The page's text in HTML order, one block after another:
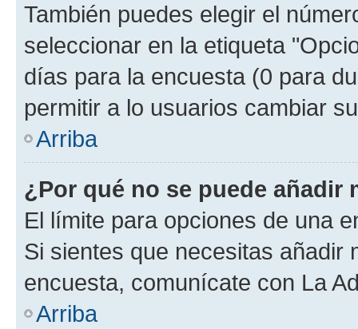
También puedes elegir el
seleccionar en la etiqueta
días para la encuesta (0 para
permitir a lo usuarios cambiar
Arriba
¿Por qué no se puede añadir
El límite para opciones de una
Si sientes que necesitas añadir
encuesta, comunícate con La
Arriba